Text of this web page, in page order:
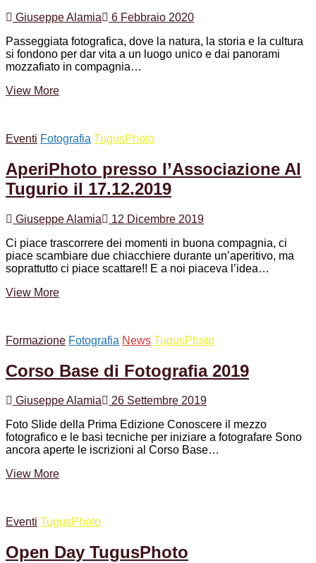
Giuseppe Alamia
6 Febbraio 2020
Passeggiata fotografica, dove la natura, la storia e la cultura
si fondono per dar vita a un luogo unico e dai panorami
mozzafiato in compagnia…
View More“PHOTOWALK”
alle
–
1
marzo
Eventi Fotografia TugusPhoto
AperiPhoto presso l’Associazione Al
Tugurio il 17.12.2019
Giuseppe Alamia
12 Dicembre 2019
Ci piace trascorrere dei momenti in buona compagnia, ci
piace scambiare due chiacchiere durante un’aperitivo, ma
soprattutto ci piace scattare!! E a noi piaceva l’idea…
View MoreAperiPhoto
Tugurio
17.12.2019
Formazione Fotografia News TugusPhoto
Corso Base di Fotografia 2019
Giuseppe Alamia
26 Settembre 2019
Foto Slide della Prima Edizione Conoscere il mezzo
fotografico e le basi tecniche per iniziare a fotografare Sono
ancora aperte le iscrizioni al Corso Base…
View MoreCorso
2019
Eventi TugusPhoto
Open Day TugusPhoto